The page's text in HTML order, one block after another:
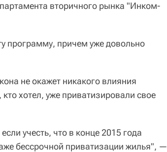
вторичного рынка "Инком-
программу, причем уже довольно
не окажет никакого влияния
хотел, уже приватизировали свое
учесть, что в конце 2015 года
бессрочной приватизации жилья", —